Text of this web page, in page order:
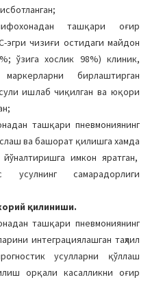
ташқари оғир
эгри чизиғи остидаги майдон
ўзига хослик 98%) клиник,
бирлаштирган
ишлаб чиқилган ва юқори
ташқари пневмониянинг
ва башорат қилишга хамда
имкон яратган,
усулнинг самарадорлиги
қилиниши.
ташқари пневмониянинг
интеграциялашган таҳлил
усулларни қўллаш
орқали касалликни оғир